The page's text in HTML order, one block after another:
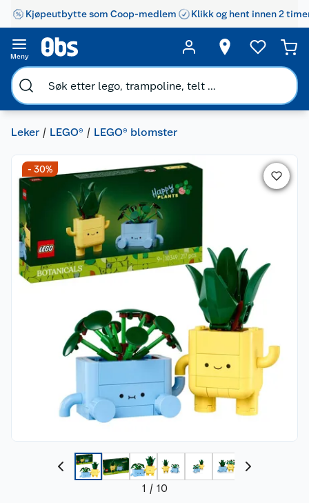
Kjøpeutbytte som Coop-medlem Klikk og hent innen 2
Meny
Leker LEGO® LEGO® blomster
1 / 10
- 30%